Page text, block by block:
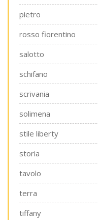
pietro
rosso fiorentino
salotto
schifano
scrivania
solimena
stile liberty
storia
tavolo
terra
tiffany